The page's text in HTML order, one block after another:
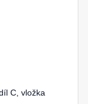
C, vložka